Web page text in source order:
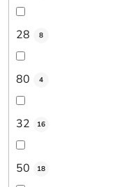
28 8
80 4
32 16
50 18